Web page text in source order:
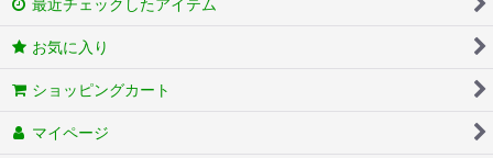
最近チェックしたアイテム
お気に入り
ショッピングカート
マイページ